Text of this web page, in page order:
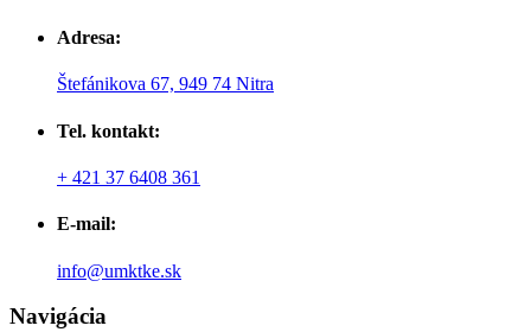
Adresa:
Štefánikova 67, 949 74 Nitra
Tel. kontakt:
+ 421 37 6408 361
E-mail:
info@umktke.sk
Navigácia